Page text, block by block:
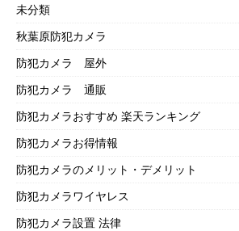
未分類
秋葉原防犯カメラ
防犯カメラ 屋外
防犯カメラ 通販
防犯カメラおすすめ 楽天ランキング
防犯カメラお得情報
防犯カメラのメリット・デメリット
防犯カメラワイヤレス
防犯カメラ設置 法律